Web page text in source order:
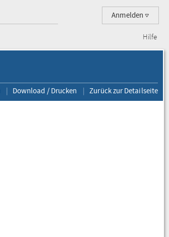
Anmelden
Hilfe
Download / Drucken Zurück zur Detailseite